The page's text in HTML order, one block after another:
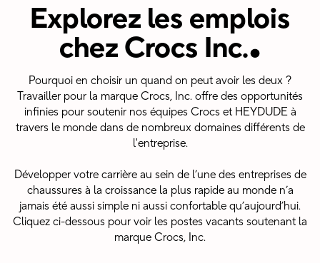
Explorez les emplois
chez Crocs Inc..
Pourquoi en choisir un quand on peut avoir les deux ?
Travailler pour la marque Crocs, Inc. offre des opportunités
infinies pour soutenir nos équipes Crocs et HEYDUDE à
travers le monde dans de nombreux domaines différents de
l'entreprise.
Développer votre carrière au sein de l’une des entreprises de
chaussures à la croissance la plus rapide au monde n’a
jamais été aussi simple ni aussi confortable qu’aujourd’hui.
Cliquez ci-dessous pour voir les postes vacants soutenant la
marque Crocs, Inc.